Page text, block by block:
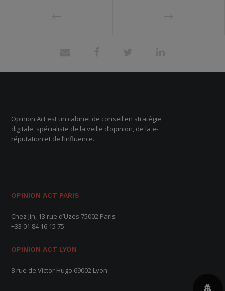
Opinion Act est un cabinet de conseil en stratégie
digitale, spécialiste de la veille d’opinion, de la e-
réputation et de l’influence.
OPINION ACT PARIS
Chez Jin, 13 rue d’Uzes 75002 Paris
+33 01 84 16 15 75
OPINION ACT LYON
8 rue de Victor Hugo 69002 Lyon